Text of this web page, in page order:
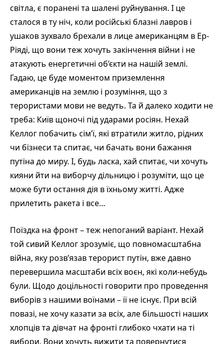
світла, є поранені та шалені руйнування. І це
сталося в ту ніч, коли російські блазні лавров і
ушаков зухвало брехали в лице американцям в Ер-
Ріяді, що вони теж хочуть закінчення війни і не
атакують енергетичні об’єкти на нашій землі.
Гадаю, це буде моментом приземлення
американців на землю і розуміння, що з
терористами мови не ведуть. Та й далеко ходити не
треба: Київ щоночі під ударами росіян. Нехай
Келлог побачить сім’ї, які втратили житло, рідних
чи бізнеси та спитає, чи бачать вони бажання
путіна до миру. І, будь ласка, хай спитає, чи хочуть
кияни йти на виборчу дільницю і розуміти, що це
може бути остання дія в їхньому житті. Адже
прилетить ракета і все…
Поїздка на фронт – теж непоганий варіант. Нехай
той сивий Келлог зрозуміє, що повномасштабна
війна, яку розв’язав терорист путін, вже давно
перевершила масштаби всіх воєн, які коли-небудь
були. Щодо доцільності говорити про проведення
виборів з нашими воїнами – її не існує. При всій
повазі, не хочу казати за всіх, але більшості наших
хлопців та дівчат на фронті глибоко чхати на ті
вибори. Вони хочуть вижити та повернутися